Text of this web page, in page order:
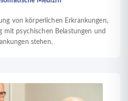
von körperlichen Erkrankungen,
mit psychischen Belastungen und
stehen.